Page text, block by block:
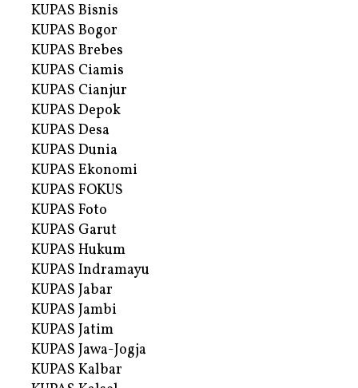
KUPAS Bisnis
KUPAS Bogor
KUPAS Brebes
KUPAS Ciamis
KUPAS Cianjur
KUPAS Depok
KUPAS Desa
KUPAS Dunia
KUPAS Ekonomi
KUPAS FOKUS
KUPAS Foto
KUPAS Garut
KUPAS Hukum
KUPAS Indramayu
KUPAS Jabar
KUPAS Jambi
KUPAS Jatim
KUPAS Jawa-Jogja
KUPAS Kalbar